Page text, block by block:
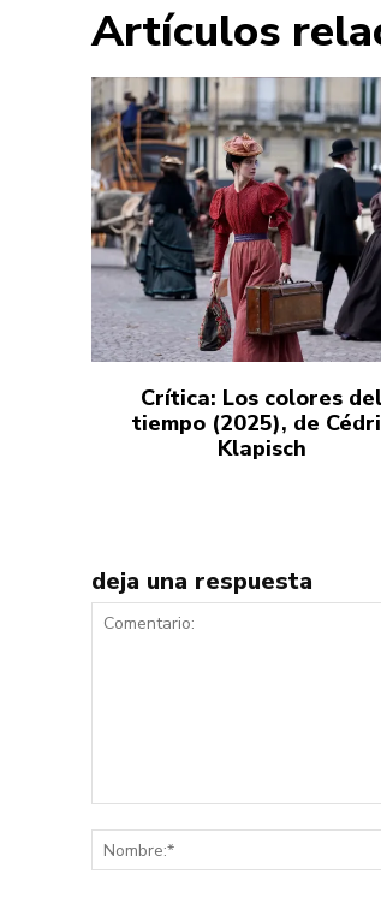
Artículos
Crítica: Los colores del
tiempo (2025), de
Klapisch
deja una respuesta